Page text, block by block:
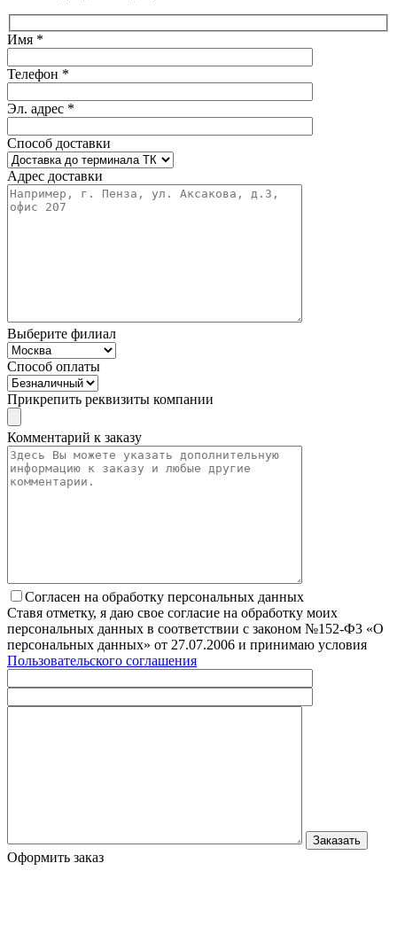
Имя *
Телефон *
Эл. адрес *
Способ доставки
Адрес доставки
Выберите филиал
Способ оплаты
Прикрепить реквизиты компании
Комментарий к заказу
Согласен на обработку персональных данных
Ставя отметку, я даю свое согласие на обработку моих
персональных данных в соответствии с законом №152-Ф3 «О
персональных данных» от 27.07.2006 и принимаю условия
Пользовательского соглашения
Оформить заказ